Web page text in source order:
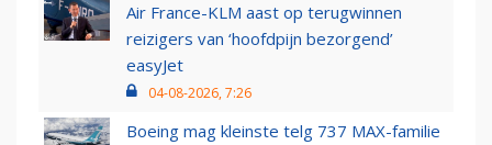
Air France-KLM aast op terugwinnen
reizigers van ‘hoofdpijn bezorgend’
easyJet
04-08-2026, 7:26
Boeing mag kleinste telg 737 MAX-familie